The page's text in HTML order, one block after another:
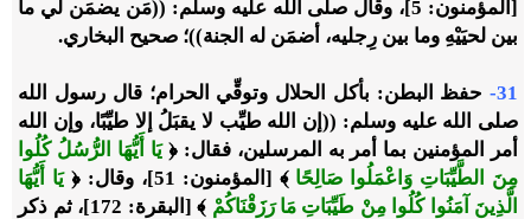
[المؤمنون: 5]، وقال صلى الله عليه وسلم: ((مَن يضمَن لي ما
بين لحيَيْهِ وما بين رِجليه، أضمَن له الجنة))؛ صحيح البخاري.
31-
حفظ البطن: بأكل الحلال وتوقِّي الحرام؛ قال رسول الله
صلى الله عليه وسلم: ((إن الله طيِّب لا يقبَلُ إلا طيِّبًا، وإن الله
أمر المؤمنين بما أمر به المرسلين، فقال: ﴿يَا أَيُّهَا الرُّسُلُ كُلُوا
مِنَ الطَّيِّبَاتِ وَاعْمَلُوا صَالِحًا ﴾ [المؤمنون: 51]، وقال: ﴿
يَا أَيُّهَا
الَّذِينَ آمَنُوا كُلُوا مِنْ طَيِّبَاتِ مَا رَزَقْنَاكُمْ
﴾ [البقرة: 172]، ثم ذكر